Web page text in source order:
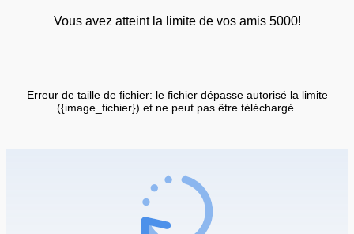
Vous avez atteint la limite de vos amis 5000!
Erreur de taille de fichier: le fichier dépasse autorisé la limite
({image_fichier}) et ne peut pas être téléchargé.